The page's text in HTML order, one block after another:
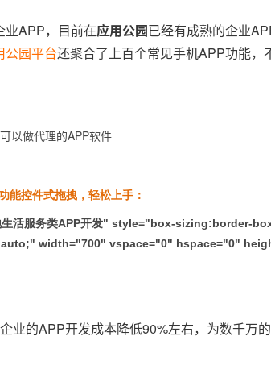
业APP，目前在应用公园已经有成熟的企业
公园平台还聚合了上百个常见手机APP功能，
能控件式拖拽，轻松上手：
生活服务类APP开发" style="box-sizing:border-
width="700" vspace="0" hspace="0"
业的APP开发成本降低90%左右，为数千万